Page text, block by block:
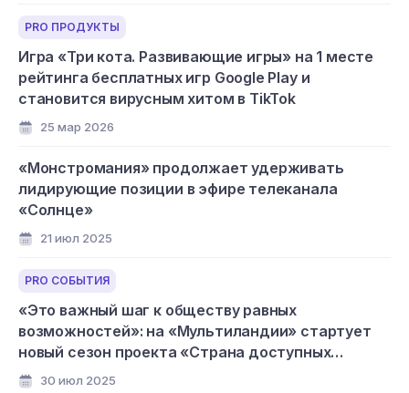
PRO ПРОДУКТЫ
Игра «Три кота. Развивающие игры» на 1 месте
рейтинга бесплатных игр Google Play и
становится вирусным хитом в TikTok
25 мар 2026
«Монстромания» продолжает удерживать
лидирующие позиции в эфире телеканала
«Солнце»
21 июл 2025
PRO СОБЫТИЯ
«Это важный шаг к обществу равных
возможностей»: на «Мультиландии» стартует
новый сезон проекта «Страна доступных
мультфильмов»
30 июл 2025